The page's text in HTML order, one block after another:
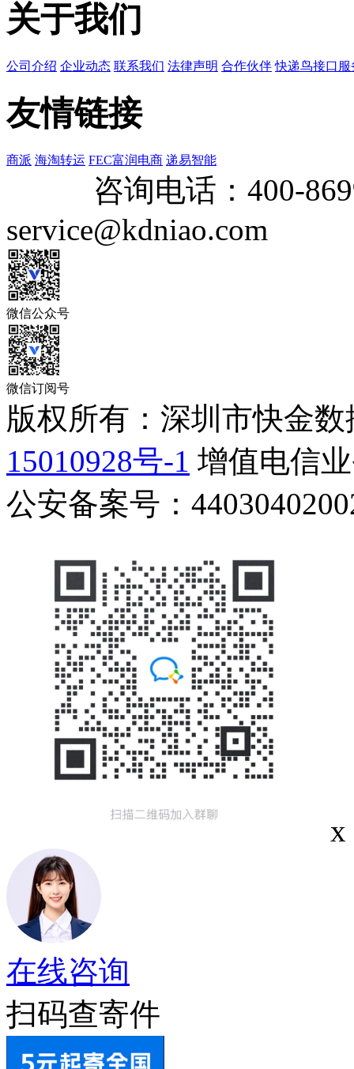
关于我们
公司介绍 企业动态 联系我们 法律声明 合作伙伴 快递鸟接口服
友情链接
商派 海淘转运 FEC富润电商 递易智能
咨询电话： 400-
service@kdniao.com
微信公众号
微信订阅号
版权所有：深圳市快金
15010928号-1 增值电信
公安备案号：
x
在线咨询
扫码查寄件